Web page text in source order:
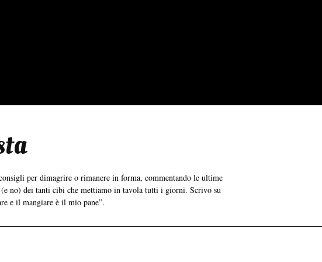
per dimagrire o rimanere in forma, commentando le ultime
no) dei tanti cibi che mettiamo in tavola tutti i giorni. Scrivo su
e il mangiare è il mio pane”.